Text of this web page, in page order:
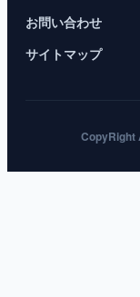
お問い合わせ
サイトマップ
CopyRight